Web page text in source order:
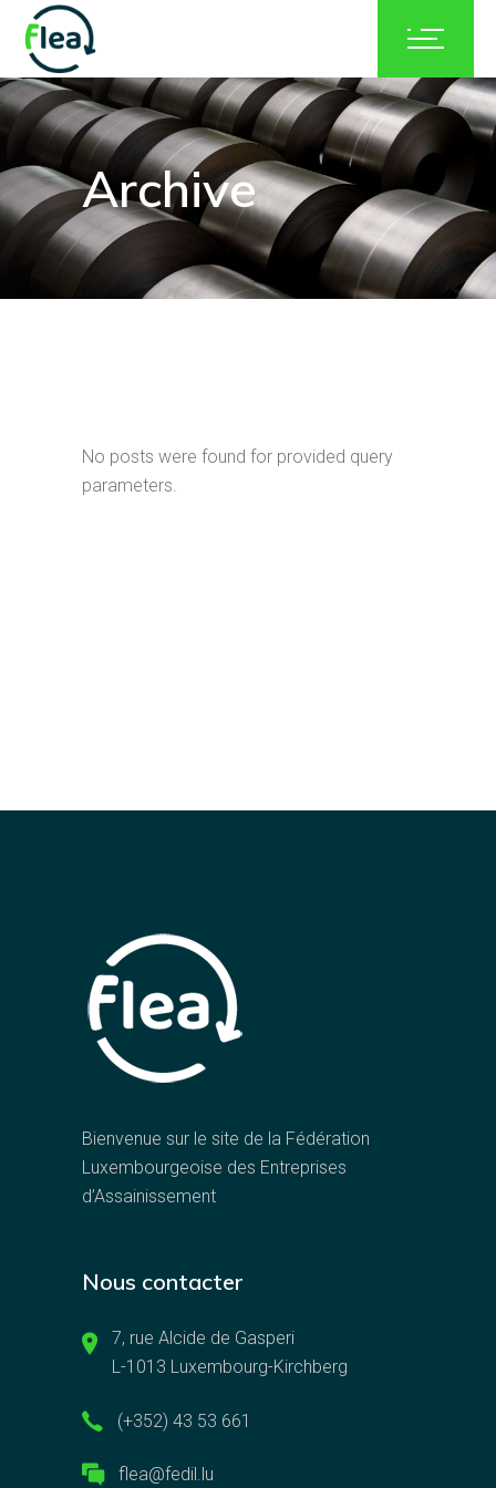
Archive
No posts were found for provided query
parameters.
Bienvenue sur le site de la Fédération
Luxembourgeoise des Entreprises
d’Assainissement
Nous contacter
7, rue Alcide de Gasperi
L-1013 Luxembourg-Kirchberg
(+352) 43 53 661
flea@fedil.lu